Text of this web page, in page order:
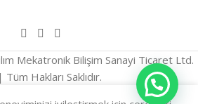
Mekatronik Bilişim Sanayi Ticaret Ltd.
Hakları Saklıdır.